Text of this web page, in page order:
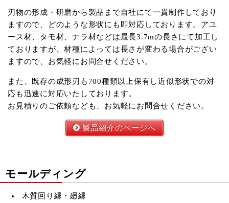
刃物の形成・研磨から製品まで自社にて一貫制作しており
ますので、どのような形状にも即対応しております。アユ
ース材、タモ材、ナラ材などは最長3.7mの長さにて加工し
ておりますが、材種によっては長さが変わる場合がござい
ますので、お気軽にお問合せください。
また、既存の成形刃も700種類以上保有し近似形状での対
応も迅速に対応いたしております。
お見積りのご依頼なども、お気軽にお問合せください。
製品紹介のページへ
モールディング
木質回り縁・廻縁